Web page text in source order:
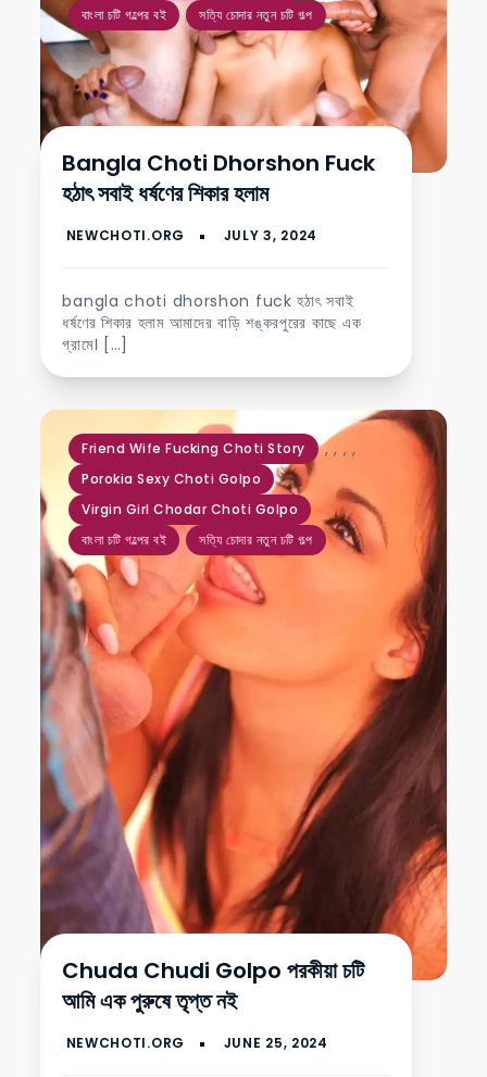
বাংলা চটি গল্পের বই সত্যি চোদার নতুন চটি গল্প
Bangla Choti Dhorshon Fuck
হঠাৎ সবাই ধর্ষণের শিকার হলাম
bangla choti dhorshon fuck হঠাৎ সবাই
ধর্ষণের শিকার হলাম আমাদের বাড়ি শঙ্করপুরের কাছে এক
গ্রামে। […]
Friend Wife Fucking Choti Story ,
Porokia Sexy Choti Golpo
,
Virgin Girl Chodar Choti Golpo
,
বাংলা চটি গল্পের বই
,
সত্যি চোদার নতুন চটি গল্প
Chuda Chudi Golpo পরকীয়া চটি
আমি এক পুরুষে তৃপ্ত নই